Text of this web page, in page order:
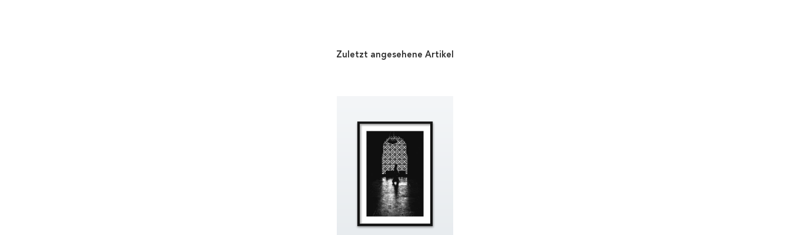
Zuletzt angesehene Artikel